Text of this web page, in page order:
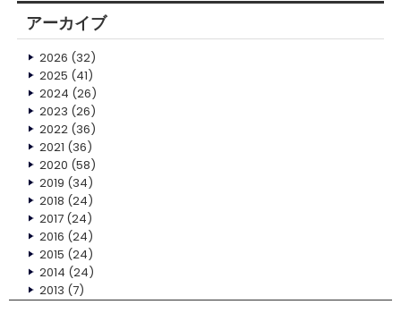
アーカイブ
2026 (32)
2025 (41)
2024 (26)
2023 (26)
2022(36)
2021 (36)
2020 (58)
2019 (34)
2018 (24)
2017(24)
2016 (24)
2015 (24)
2014 (24)
2013 (7)